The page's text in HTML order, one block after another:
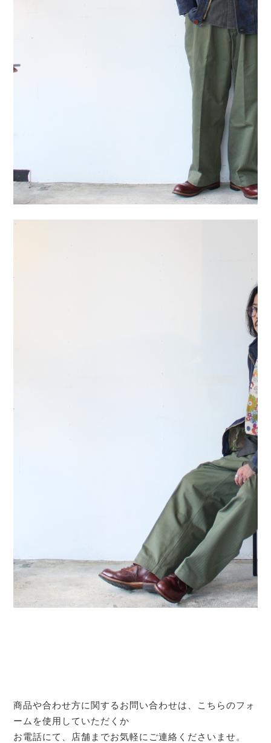
商品や合わせ方に関するお問い合わせは、こちらのフォ
ームを使用していただくか
お電話にて、店舗までお気軽にご連絡くださいませ。